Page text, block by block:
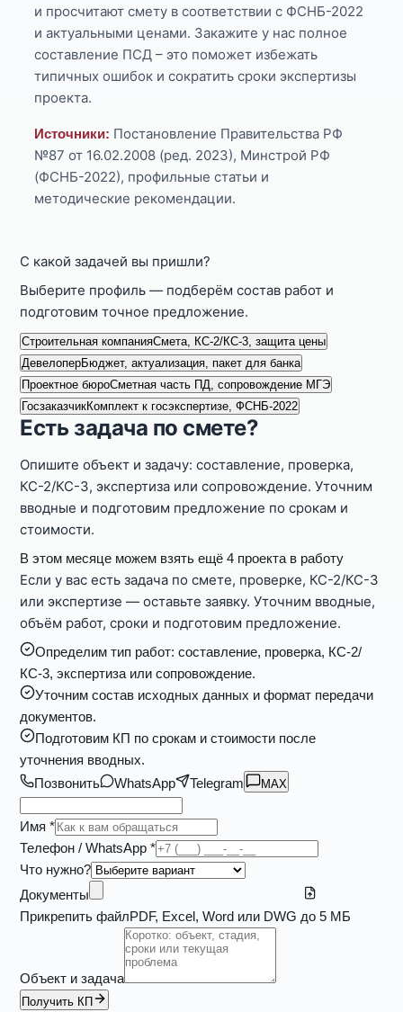
и просчитают смету в соответствии с ФСНБ-2022
и актуальными ценами. Закажите у нас полное
составление ПСД – это поможет избежать
типичных ошибок и сократить сроки экспертизы
проекта.
Источники: Постановление Правительства РФ
№87 от 16.02.2008 (ред. 2023), Минстрой РФ
(ФСНБ-2022), профильные статьи и
методические рекомендации.
С какой задачей вы пришли?
Выберите профиль — подберём состав работ и
подготовим точное предложение.
Строительная компанияСмета, КС-2/КС-3, защита цены
ДевелоперБюджет, актуализация, пакет для банка
Проектное бюроСметная часть ПД, сопровождение МГЭ
ГосзаказчикКомплект к госэкспертизе, ФСНБ-2022
Есть задача по смете?
Опишите объект и задачу: составление, проверка,
КС-2/КС-3, экспертиза или сопровождение. Уточним
вводные и подготовим предложение по срокам и
стоимости.
В этом месяце можем взять ещё 4 проекта в работу
Если у вас есть задача по смете, проверке, КС-2/КС-3
или экспертизе — оставьте заявку. Уточним вводные,
объём работ, сроки и подготовим предложение.
Определим тип работ: составление, проверка, КС-2/
КС-3, экспертиза или сопровождение.
Уточним состав исходных данных и формат передачи
документов.
Подготовим КП по срокам и стоимости после
уточнения вводных.
Позвонить
WhatsApp Telegram MAX
Имя *
Телефон / WhatsApp *
Что нужно?
Документы
Прикрепить файлPDF, Excel, Word или DWG до 5 МБ
Объект и задача
Получить КП